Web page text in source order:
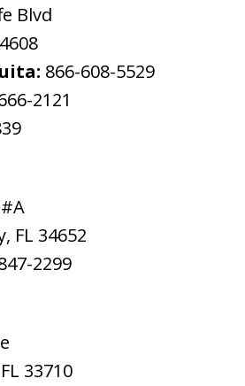
Blvd
866-608-5529
2121
, FL 34652
2299
FL 33710